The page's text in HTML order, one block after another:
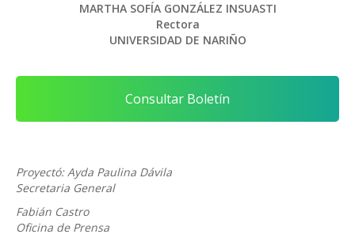
MARTHA SOFÍA GONZÁLEZ INSUASTI
Rectora
UNIVERSIDAD DE NARIÑO
Consultar Boletín
Proyectó: Ayda Paulina Dávila
Secretaria General
Fabián Castro
Oficina de Prensa